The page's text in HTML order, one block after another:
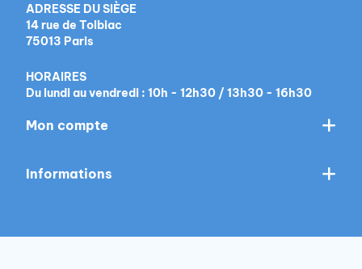
ADRESSE DU SIÈGE
14 rue de Tolbiac
75013 Paris
HORAIRES
Du lundi au vendredi : 10h - 12h30 / 13h30 - 16h30
Mon compte
Informations